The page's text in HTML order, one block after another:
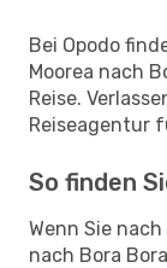
Bei Opodo
Moorea nach
Reise.
Reiseagentur
So finden
Wenn Sie
nach Bora